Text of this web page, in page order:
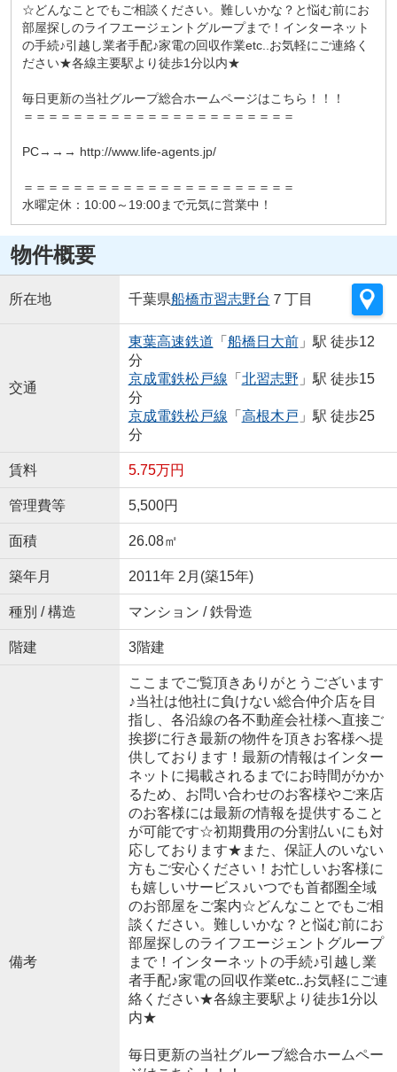
☆どんなことでもご相談ください。難しいかな？と悩む前にお
部屋探しのライフエージェントグループまで！インターネット
の手続♪引越し業者手配♪家電の回収作業etc..お気軽にご連絡く
ださい★各線主要駅より徒歩1分以内★
毎日更新の当社グループ総合ホームページはこちら！！！
＝＝＝＝＝＝＝＝＝＝＝＝＝＝＝＝＝＝＝＝＝＝
PC→→→ http://www.life-agents.jp/
＝＝＝＝＝＝＝＝＝＝＝＝＝＝＝＝＝＝＝＝＝＝
水曜定休：10:00～19:00まで元気に営業中！
物件概要
所在地 千葉県船橋市習志野台 ７丁目
交通
東葉高速鉄道 「 船橋日大前」駅 徒歩12
分
京成電鉄松戸線 「 北習志野 」駅 徒歩15
分
京成電鉄松戸線 「 高根木戸 」駅 徒歩25
分
賃料 5.75万円
管理費等 5,500円
面積 26.08㎡
築年月 2011年 2月(築15年)
種別 / 構造 マンション / 鉄骨造
階建 3階建
備考
ここまでご覧頂きありがとうございます
♪当社は他社に負けない総合仲介店を目
指し、各沿線の各不動産会社様へ直接ご
挨拶に行き最新の物件を頂きお客様へ提
供しております！最新の情報はインター
ネットに掲載されるまでにお時間がかか
るため、お問い合わせのお客様やご来店
のお客様には最新の情報を提供すること
が可能です☆初期費用の分割払いにも対
応しております★また、保証人のいない
方もご安心ください！お忙しいお客様に
も嬉しいサービス♪いつでも首都圏全域
のお部屋をご案内☆どんなことでもご相
談ください。難しいかな？と悩む前にお
部屋探しのライフエージェントグループ
まで！インターネットの手続♪引越し業
者手配♪家電の回収作業etc..お気軽にご連
絡ください★各線主要駅より徒歩1分以
内★
毎日更新の当社グループ総合ホームペー